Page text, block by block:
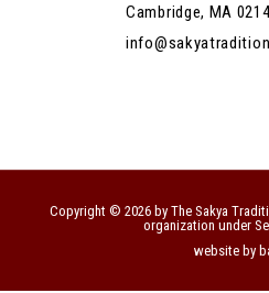
Cambridge, MA
Copyright © 2026 by The Sakya
organization under
website by